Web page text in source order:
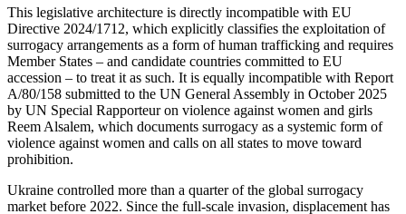
This legislative architecture is directly incompatible with EU
Directive 2024/1712, which explicitly classifies the exploitation of
surrogacy arrangements as a form of human trafficking and requires
Member States – and candidate countries committed to EU
accession – to treat it as such. It is equally incompatible with Report
A/80/158 submitted to the UN General Assembly in October 2025
by UN Special Rapporteur on violence against women and girls
Reem Alsalem, which documents surrogacy as a systemic form of
violence against women and calls on all states to move toward
prohibition.
Ukraine controlled more than a quarter of the global surrogacy
market before 2022. Since the full-scale invasion, displacement has